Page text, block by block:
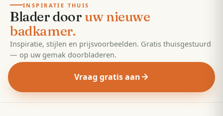
EDITIE2026· 55 pagina's
INSPIRATIE THUIS
Blader door uw nieuwe
badkamer.
Inspiratie, stijlen en prijsvoorbeelden. Gratis thuisgestuurd
— op uw gemak doorbladeren.
Vraag gratis aan